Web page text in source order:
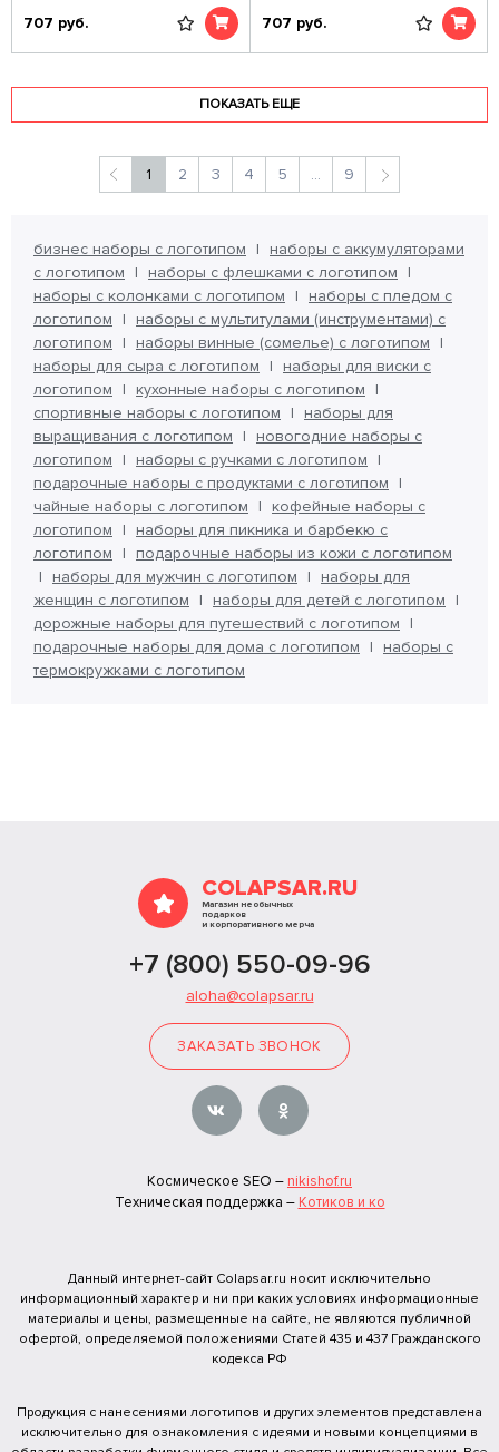
707 руб. 707 руб.
ПОКАЗАТЬ ЕЩЕ
1 2 3 4 5 ... 9
бизнес наборы с логотипом
наборы с аккумуляторами
с логотипом
наборы с флешками с логотипом
наборы с колонками с логотипом
наборы с пледом с
логотипом
наборы с мультитулами (инструментами) с
логотипом
наборы винные (сомелье) с логотипом
наборы для сыра с логотипом
наборы для виски с
логотипом
кухонные наборы с логотипом
спортивные наборы с логотипом
наборы для
выращивания с логотипом
новогодние наборы с
логотипом
наборы с ручками с логотипом
подарочные наборы с продуктами с логотипом
чайные наборы с логотипом
кофейные наборы с
логотипом
наборы для пикника и барбекю с
логотипом
подарочные наборы из кожи с логотипом
наборы для мужчин с логотипом
наборы для
женщин с логотипом
наборы для детей с логотипом
дорожные наборы для путешествий с логотипом
подарочные наборы для дома с логотипом
наборы с
термокружками с логотипом
COLAPSAR.RU
Магазин необычных
подарков
и корпоративного мерча
+7 (800) 550-09-96
aloha@colapsar.ru
ЗАКАЗАТЬ ЗВОНОК
Космическое SEO – nikishof.ru
Техническая поддержка – Котиков и ко
Данный интернет-сайт Colapsar.ru носит исключительно
информационный характер и ни при каких условиях информационные
материалы и цены, размещенные на сайте, не являются публичной
офертой, определяемой положениями Статей 435 и 437 Гражданского
кодекса РФ
Продукция с нанесениями логотипов и других элементов представлена
исключительно для ознакомления с идеями и новыми концепциями в